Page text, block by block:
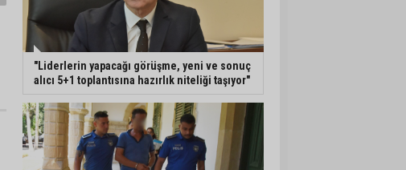
"Liderlerin yapacağı görüşme, yeni ve sonuç
alıcı 5+1 toplantısına hazırlık niteliği taşıyor"